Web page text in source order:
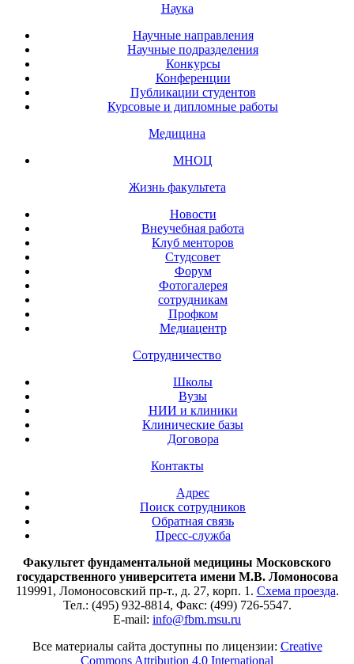
Наука
Научные направления
Научные подразделения
Конкурсы
Конференции
Публикации студентов
Курсовые и дипломные работы
Медицина
МНОЦ
Жизнь факультета
Новости
Внеучебная работа
Клуб менторов
Студсовет
Форум
Фотогалерея
сотрудникам
Профком
Медиацентр
Сотрудничество
Школы
Вузы
НИИ и клиники
Клинические базы
Договора
Контакты
Адрес
Поиск сотрудников
Обратная связь
Пресс-служба
Факультет фундаментальной медицины Московского
государственного университета имени М.В. Ломоносова
119991, Ломоносовский пр-т., д. 27, корп. 1. Схема проезда.
Тел.: (495) 932-8814, Факс: (499) 726-5547.
E-mail: info@fbm.msu.ru
Все материалы сайта доступны по лицензии: Creative
Commons Attribution 4.0 International